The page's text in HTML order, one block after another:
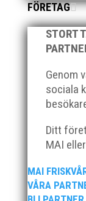
FÖRETAG
STORT
Genom
sociala
Ditt
MAI
MAI
VÅRA